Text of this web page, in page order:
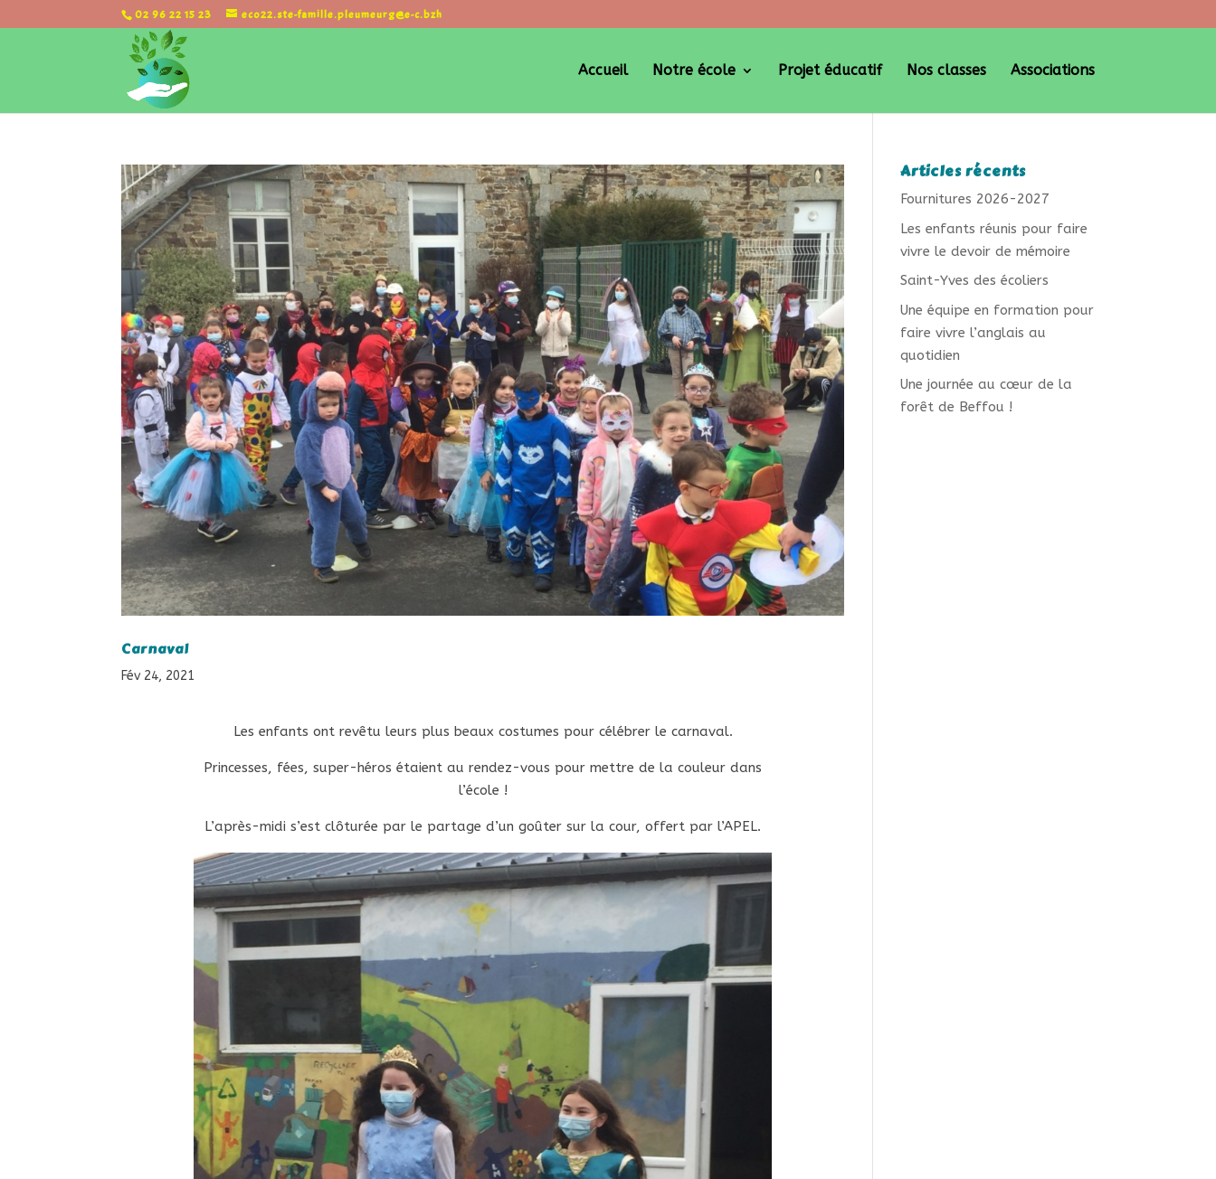
02 96 22 15 23 eco22.ste-famille.pleumeurg@e-c.bzh
Accueil Notre école Projet éducatif Nos classes Associations
Carnaval
Fév 24, 2021
Les enfants ont revêtu leurs plus beaux costumes pour célébrer le carnaval.
Princesses, fées, super-héros étaient au rendez-vous pour mettre de la couleur dans
l’école !
L’après-midi s’est clôturée par le partage d’un goûter sur la cour, offert par l’APEL.
Articles récents
Fournitures 2026-2027
Les enfants réunis pour faire
vivre le devoir de mémoire
Saint-Yves des écoliers
Une équipe en formation pour
faire vivre l’anglais au
quotidien
Une journée au cœur de la
forêt de Beffou !